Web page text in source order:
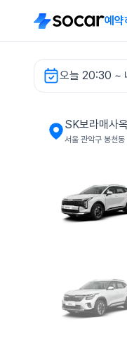
예약
오늘 20:30 ~
SK보라매사옥 주차장 렌터카
SK보라매사
서울 관악구 봉천